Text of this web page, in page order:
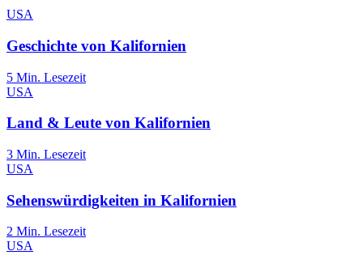
USA
Geschichte von Kalifornien
5 Min. Lesezeit
USA
Land & Leute von Kalifornien
3 Min. Lesezeit
USA
Sehenswürdigkeiten in Kalifornien
2 Min. Lesezeit
USA